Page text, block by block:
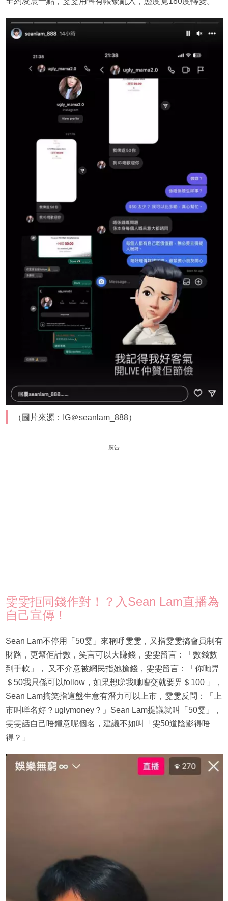
（圖片來源：IG＠seanlam_888）
廣告
雯雯拒同錢作對！？入Sean Lam直播為
自己宣傳！
Sean Lam不停用「50雯」來稱呼雯雯，又指雯雯搞會員制有
財路，更幫佢計數，笑言可以大賺錢，雯雯留言：「數錢數
到手軟」， 又不介意被網民指她搶錢，雯雯留言：「你哋畀
＄50我只係可以follow，如果想睇我哋嘈交就要畀＄100 」，
Sean Lam搞笑指這盤生意有潛力可以上市，雯雯反問：「上
市叫咩名好？uglymoney？」Sean Lam提議就叫「50雯」，
雯雯話自己唔鍾意呢個名，建議不如叫「雯50道陰影得唔
得？」